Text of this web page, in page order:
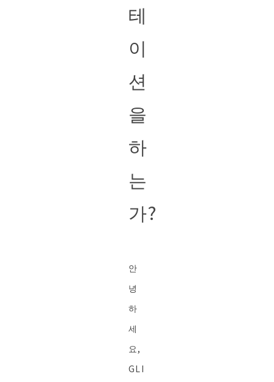
테
이
션
을
하
는
가?
안
녕
하
세
요,
GLI